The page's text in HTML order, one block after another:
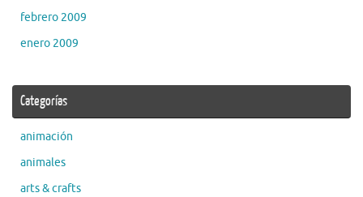
febrero 2009
enero 2009
Categorías
animación
animales
arts & crafts